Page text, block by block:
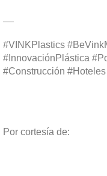
#VINKPlastics
#InnovaciónPlástica
#Construcción
Por cortesía de: